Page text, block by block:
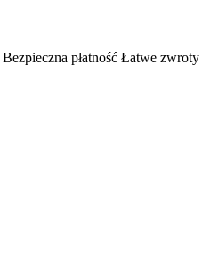
Bezpieczna płatność Łatwe zwroty